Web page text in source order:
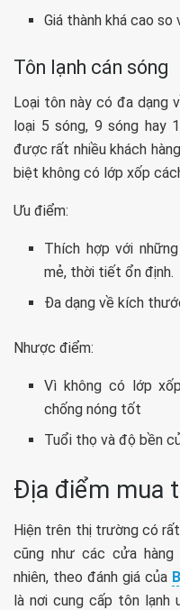
Giá thành khá cao so
Tôn lạnh cán sóng
Loại tôn này có đa dạng
loại 5 sóng, 9 sóng hay
được rất nhiều khách
biệt không có lớp xốp
Ưu điểm:
Thích hợp với
mẻ, thời tiết ổn định.
Đa dạng về kích
Nhược điểm:
Vì không có lớp
chống nóng tốt
Tuổi thọ và độ bền
Địa điểm mua
Hiện trên thị trường có
cũng như các cửa
nhiên, theo đánh giá của
là nơi cung cấp tôn lạnh